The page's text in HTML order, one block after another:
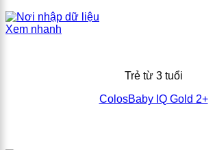
Xem nhanh
Trẻ từ 3 tuổi
ColosBaby IQ Gold 2+